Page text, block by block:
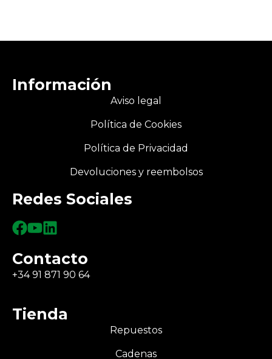
Información
Aviso legal
Política de Cookies
Política de Privacidad
Devoluciones y reembolsos
Redes Sociales
Contacto
+34 91 871 90 64
Tienda
Repuestos
Cadenas